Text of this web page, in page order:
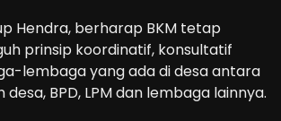
Hendra, berharap BKM tetap
prinsip koordinatif, konsultatif
lembaga yang ada di desa antara
BPD, LPM dan lembaga lainnya.